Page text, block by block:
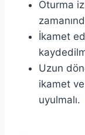
Oturma
İkamet
Uzun
ikamet
uyulmalı.